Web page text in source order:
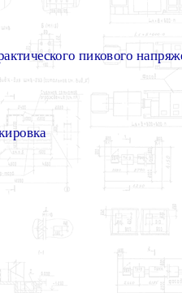
пикового